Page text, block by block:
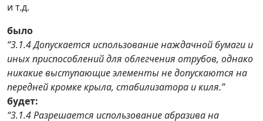
и т.д.
было
“3.1.4 Допускается использование наждачной бумаги и
иных приспособлений для облегчения отрубов, однако
никакие выступающие элементы не допускаются на
передней кромке крыла, стабилизатора и киля.”
будет:
“3.1.4 Разрешается использование абразива на